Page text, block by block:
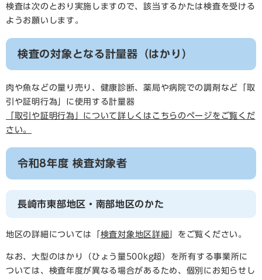
検査は次のとおり実施しますので、該当するかたは検査を受ける
ようお願いします。
検査の対象となる計量器（はかり）
肉や魚などの量り売り、健康診断、薬局や病院での調剤など「取
引や証明行為」に使用する計量器
「取引や証明行為」について詳しくはこちらのページをご覧くだ
さい。
令和8年度 検査対象者
長崎市東部地区・南部地区のかた
地区の詳細については「 検査対象地区詳細 」をご覧ください。
なお、大型のはかり（ひょう量500kg超）を所有する事業所に
ついては、検査年度が異なる場合があるため、個別にお知らせし